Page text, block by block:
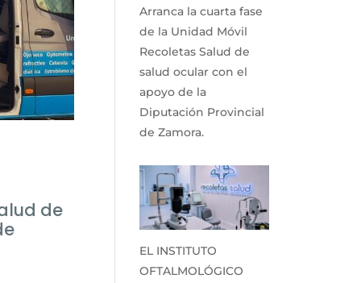
de
Arranca la cuarta fase
de la Unidad Móvil
Recoletas Salud de
salud ocular con el
apoyo de la
Diputación Provincial
de Zamora.
EL INSTITUTO
OFTALMOLÓGICO